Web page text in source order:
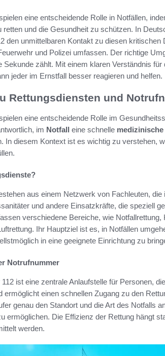
eine entscheidende Rolle in Notfällen,
retten und die Gesundheit zu schützen. In
den unmittelbaren Kontakt zu diesen
und Polizei umfassen. Der richtige
Sekunde zählt. Mit einem klaren Verständnis für
jeder im Ernstfall besser reagieren und helfen.
Rettungsdiensten und
eine entscheidende Rolle im
im Notfall eine schnelle
In diesem Kontext ist es wichtig zu verstehen,
aus einem Netzwerk von Fachleuten,
und andere Einsatzkräfte, die speziell
verschiedene Bereiche, wie
Ihr Hauptziel ist es, in Notfällen
in eine geeignete Einrichtung zu
Notrufnummer
ist eine zentrale Anlaufstelle für Personen,
ermöglicht einen schnellen Zugang zu den
genau den Standort und die Art des Notfalls
ermöglichen. Die Effizienz der Rettung hängt
werden.